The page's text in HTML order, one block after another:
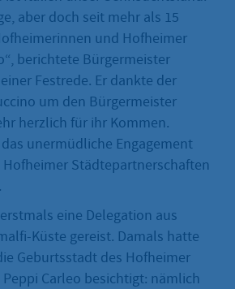
aber doch seit mehr als 15
und Hofheimer
berichtete Bürgermeister
Festrede. Er dankte der
um den Bürgermeister
herzlich für ihr Kommen.
unermüdliche Engagement
Hofheimer Städtepartnerschaften
eine Delegation aus
Küste gereist. Damals hatte
Geburtsstadt des Hofheimer
Carleo besichtigt: nämlich